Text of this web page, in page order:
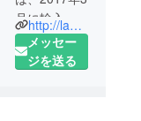
月に輸入品
販売会社と
してスター
http://landscape.tokyo.jp/
メッセー
ジを送る